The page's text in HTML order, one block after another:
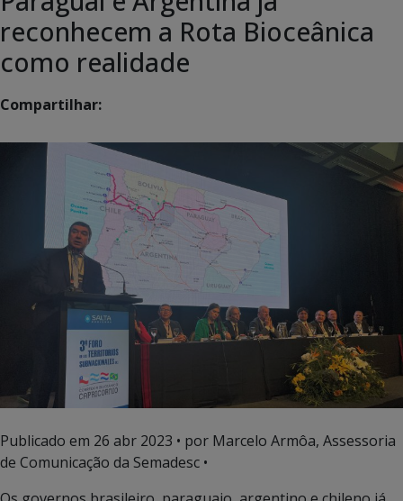
reconhecem a Rota Bioceânica
como realidade
Compartilhar:
Publicado em 26 abr 2023 • por Marcelo Armôa, Assessoria
de Comunicação da Semadesc •